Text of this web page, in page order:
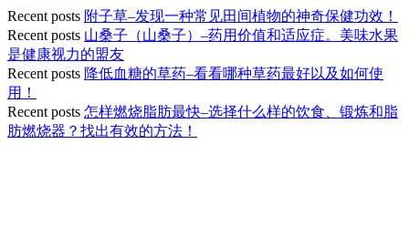
Recent posts 附子草–发现一种常见田间植物的神奇保健功效！
Recent posts 山桑子（山桑子）–药用价值和适应症。美味水果
是健康视力的盟友
Recent posts 降低血糖的草药–看看哪种草药最好以及如何使
用！
Recent posts 怎样燃烧脂肪最快–选择什么样的饮食、锻炼和脂
肪燃烧器？找出有效的方法！